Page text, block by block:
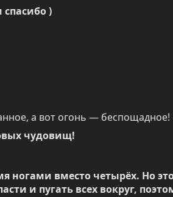
)
а вот огонь — беспощадное!
чудовищ!
ногами вместо четырёх. Но
и пугать всех вокруг,